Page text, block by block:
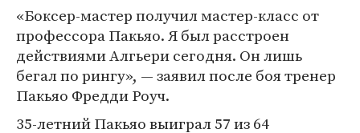
«Боксер-мастер получил мастер-класс от
профессора Пакьяо. Я был расстроен
действиями Алгьери сегодня. Он лишь
бегал по рингу», — заявил после боя тренер
Пакьяо Фредди Роуч.
35-летний Пакьяо выиграл 57 из 64